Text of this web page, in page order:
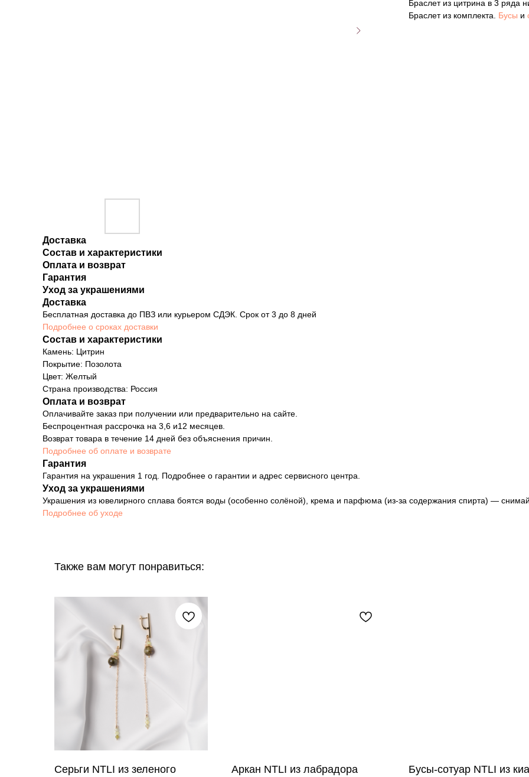
Браслет из цитрина в 3 ряда
Браслет из комплекта. Бусы и
Доставка
Состав и характеристики
Оплата и возврат
Гарантия
Уход за украшениями
Доставка
Бесплатная доставка до ПВЗ или курьером СДЭК. Срок от 3 до 8 дней
Подробнее о сроках доставки
Состав и характеристики
Камень: Цитрин
Покрытие: Позолота
Цвет: Желтый
Страна производства: Россия
Оплата и возврат
Оплачивайте заказ при получении или предварительно на сайте.
Беспроцентная рассрочка на 3,6 и12 месяцев.
Возврат товара в течение 14 дней без объяснения причин.
Подробнее об оплате и возврате
Гарантия
Гарантия на украшения 1 год. Подробнее о гарантии и адрес сервисного центра.
Уход за украшениями
Украшения из ювелирного сплава боятся воды (особенно солёной), крема и парфюма (из-за содержания спирта) —
Подробнее об уходе
Также вам могут понравиться:
Серьги NTLI из зеленого
Аркан NTLI из лабрадора
Бусы-сотуар NTLI из